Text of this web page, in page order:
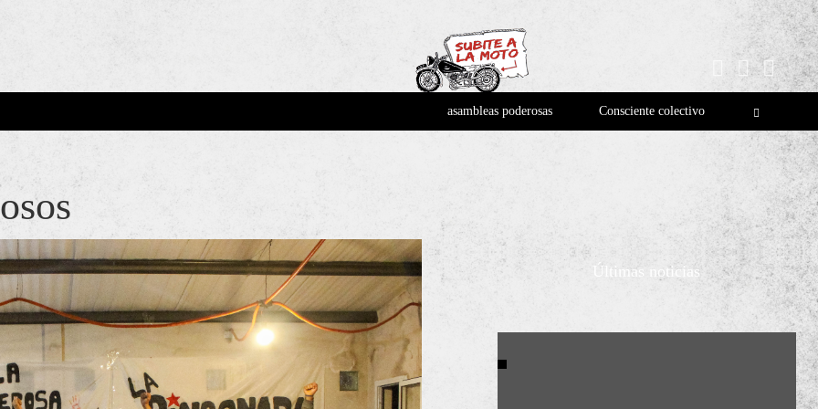
asambleas poderosas Consciente colectivo
Últimas noticias